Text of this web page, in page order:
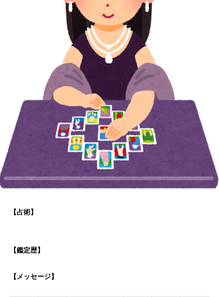
【占術】
【鑑定歴】
【メッセージ】